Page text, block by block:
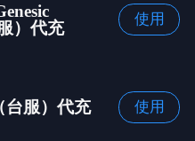
）代充
使用
台服）代充 使用